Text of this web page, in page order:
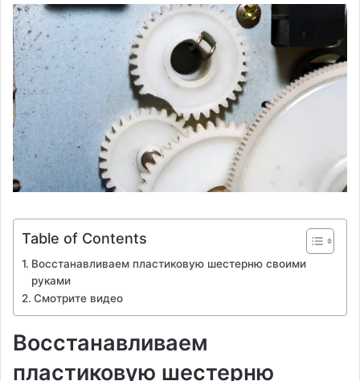
Table of Contents
Восстанавливаем пластиковую шестерню своими
руками
Смотрите видео
Восстанавливаем
пластиковую шестерню